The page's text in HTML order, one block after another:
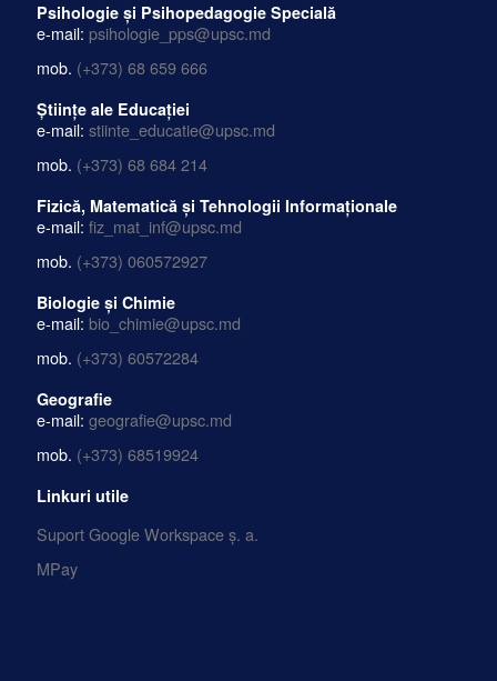
Psihologie și Psihopedagogie Specială
e-mail: psihologie_pps@upsc.md
mob. (+373) 68 659 666
Științe ale Educației
e-mail: stiinte_educatie@upsc.md
mob. (+373) 68 684 214
Fizică, Matematică și Tehnologii Informaționale
e-mail: fiz_mat_inf@upsc.md
mob. (+373) 060572927
Biologie și Chimie
e-mail: bio_chimie@upsc.md
mob. (+373) 60572284
Geografie
e-mail: geografie@upsc.md
mob. (+373) 68519924
Linkuri utile
Suport Google Workspace ș. a.
MPay